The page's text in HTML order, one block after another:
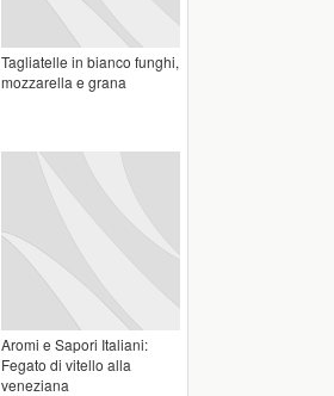
Tagliatelle in bianco funghi,
mozzarella e grana
Aromi e Sapori Italiani:
Fegato di vitello alla
veneziana